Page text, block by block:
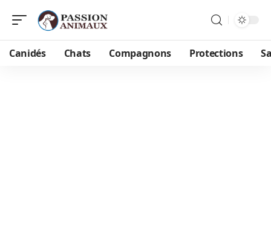
Canidés Chats Compagnons Protections